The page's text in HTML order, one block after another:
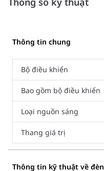
Thông tin chung
Bộ điều khiển
Bao gồm bộ điều khiển
Loại nguồn sáng
Thang giá trị
Thông tin kỹ thuật về đèn